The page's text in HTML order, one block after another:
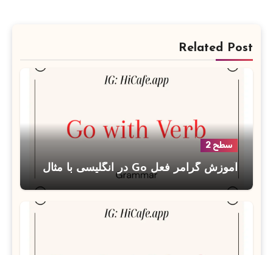
Related Post
سطح 2
آموزش گرامر فعل Go در انگلیسی با مثال